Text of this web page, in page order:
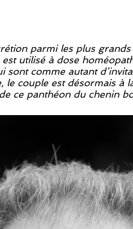
parmi les plus
utilisé à dose
comme autant
couple est désormais à
ce panthéon du chenin